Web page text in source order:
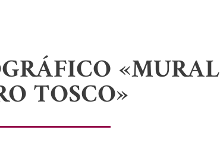
«MURAL
TOSCO»